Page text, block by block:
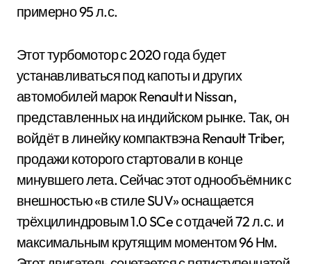
примерно 95 л.с.
Этот турбомотор с 2020 года будет
устанавливаться под капоты и других
автомобилей марок Renault и Nissan,
представленных на индийском рынке. Так, он
войдёт в линейку компактвэна Renault Triber,
продажи которого стартовали в конце
минувшего лета. Сейчас этот однообъёмник с
внешностью «в стиле SUV» оснащается
трёхцилиндровым 1.0 SCe с отдачей 72 л.с. и
максимальным крутящим моментом 96 Нм.